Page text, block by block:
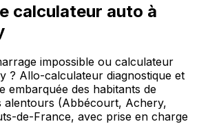
calculateur auto à
impossible ou calculateur
? Allo-calculateur diagnostique et
embarquée des habitants de
alentours (Abbécourt, Achery,
de-France, avec prise en charge